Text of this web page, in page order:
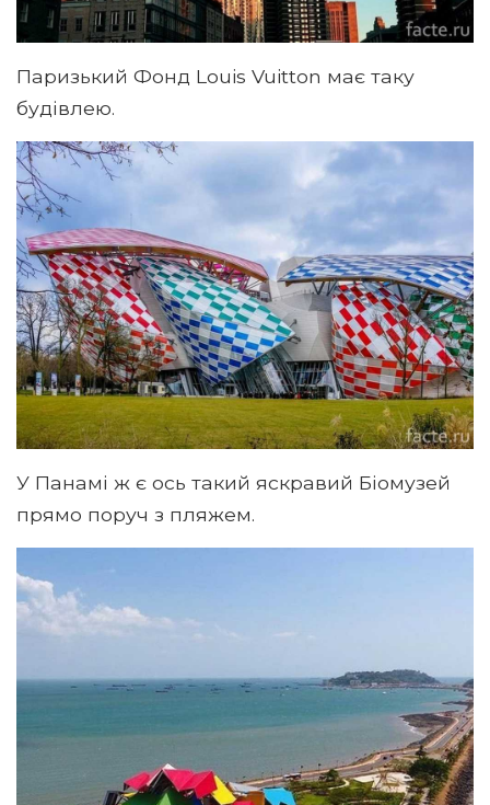
Паризький Фонд Louis Vuitton має таку
будівлею.
У Панамі ж є ось такий яскравий Біомузей
прямо поруч з пляжем.